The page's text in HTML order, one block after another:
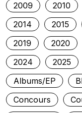
2009 2010
2014
2015
2019
2020
2024
2025
Albums/EP
Concours